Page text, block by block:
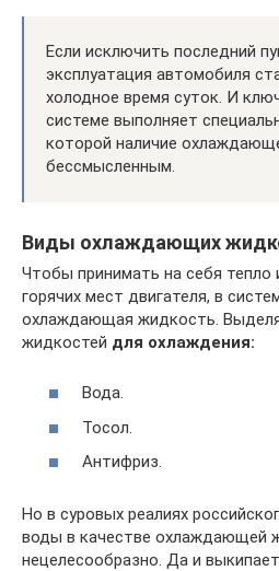
Если исключить последний
эксплуатация автомобиля
холодное время суток. И
системе выполняет
которой наличие
бессмысленным.
Виды охлаждающих
Чтобы принимать на себя тепло
горячих мест двигателя, в
охлаждающая жидкость.
жидкостей для охлаждения:
Вода.
Тосол.
Антифриз.
Но в суровых реалиях
воды в качестве охлаждающей
нецелесообразно. Да и